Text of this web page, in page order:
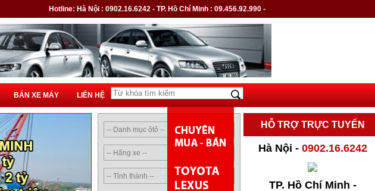
Hotline: Hà Nội : 0902.16.6242 - TP. Hồ Chí Minh : 09.456.92.990 -
BÁN XE MÁY LIÊN HỆ
HỖ TRỢ TRỰC TUYẾN
Hà Nội - 0902.16.6242
TP. Hồ Chí Minh -